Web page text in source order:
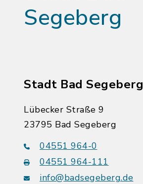
Segeberg
Stadt Bad Segeberg
Lübecker Straße 9
23795 Bad Segeberg
04551 964-0
04551 964-111
info@badsegeberg.de